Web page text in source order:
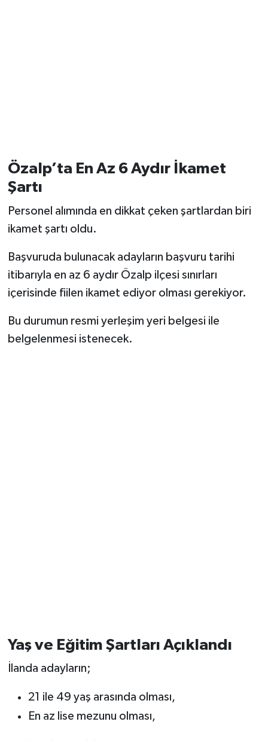
Özalp’ta En Az 6 Aydır İkamet
Şartı
Personel alımında en dikkat çeken şartlardan biri
ikamet şartı oldu.
Başvuruda bulunacak adayların başvuru tarihi
itibarıyla en az 6 aydır Özalp ilçesi sınırları
içerisinde fiilen ikamet ediyor olması gerekiyor.
Bu durumun resmi yerleşim yeri belgesi ile
belgelenmesi istenecek.
Yaş ve Eğitim Şartları Açıklandı
İlanda adayların;
21 ile 49 yaş arasında olması,
En az lise mezunu olması,